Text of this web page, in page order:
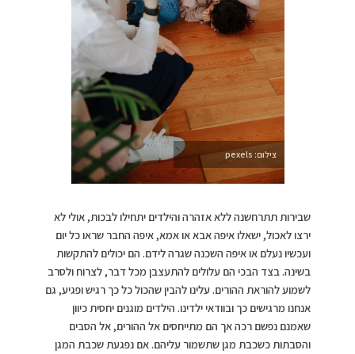
צילום: pexels
שבירות תתרחשנה ללא אזהרה והילדים יתחילו לבכות, אולי לא
ירצו לאכול, ישאלו איפה אבא או אמא, איפה החבר שראו כל יום
ועכשיו נעלם או איפה השכנה שגרה לידם. הם יכולים להתקשות
בשינה. בצד הבכי הם עלולים להתעצבן מכל דבר, לצרוח ולסרב
לשמוע להוראת ההורים. עלינו להבין שהכול כל כך רגיש ופגיע, גם
אנחנו מרגישים כך ובוודאי ילדינו. הילדים מוגנים יחסית כיוון
שאמנם נפשם רכה אך הם מתייחסים אל ההורים, אל הסבים
והסבתות כשכבת מגן שתשמור עליהם. אם נפגעת שכבת המגן